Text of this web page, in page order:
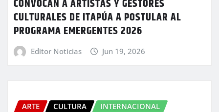
CONVOCAN A ARTISTAS Y GESTORES
CULTURALES DE ITAPÚA A POSTULAR AL
PROGRAMA EMERGENTES 2026
Editor Noticias Jun 19, 2026
ARTE CULTURA
INTERNACIONAL